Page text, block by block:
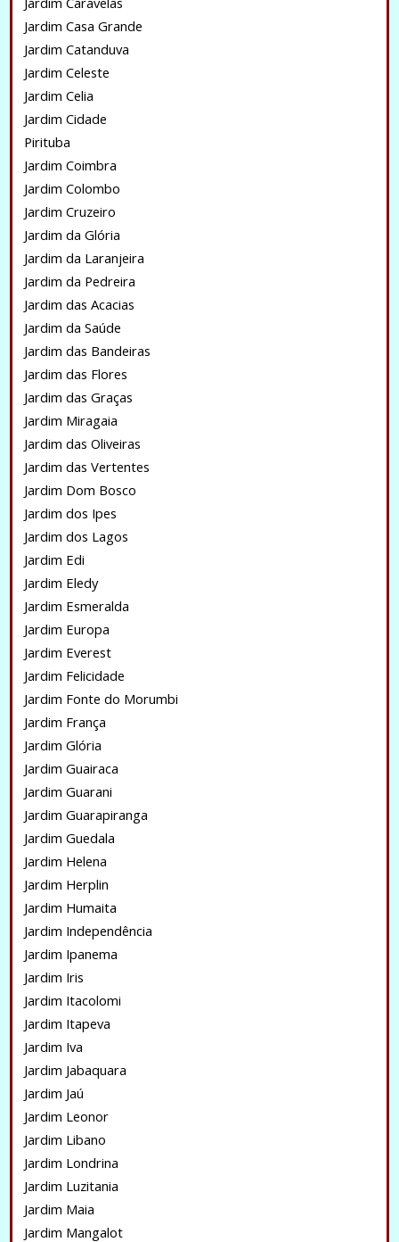
Jardim Casa Grande
Jardim Catanduva
Jardim Celeste
Jardim Celia
Jardim Cidade
Pirituba
Jardim Coimbra
Jardim Colombo
Jardim Cruzeiro
Jardim da Glória
Jardim da Laranjeira
Jardim da Pedreira
Jardim das Acacias
Jardim da Saúde
Jardim das Bandeiras
Jardim das Flores
Jardim das Graças
Jardim Miragaia
Jardim das Oliveiras
Jardim das Vertentes
Jardim Dom Bosco
Jardim dos Ipes
Jardim dos Lagos
Jardim Edi
Jardim Eledy
Jardim Esmeralda
Jardim Europa
Jardim Everest
Jardim Felicidade
Jardim Fonte do Morumbi
Jardim França
Jardim Glória
Jardim Guairaca
Jardim Guarani
Jardim Guarapiranga
Jardim Guedala
Jardim Helena
Jardim Herplin
Jardim Humaita
Jardim Independência
Jardim Ipanema
Jardim Iris
Jardim Itacolomi
Jardim Itapeva
Jardim Iva
Jardim Jabaquara
Jardim Jaú
Jardim Leonor
Jardim Libano
Jardim Londrina
Jardim Luzitania
Jardim Maia
Jardim Mangalot